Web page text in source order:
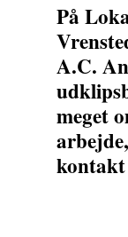
På
A.C.
meget
kontakt